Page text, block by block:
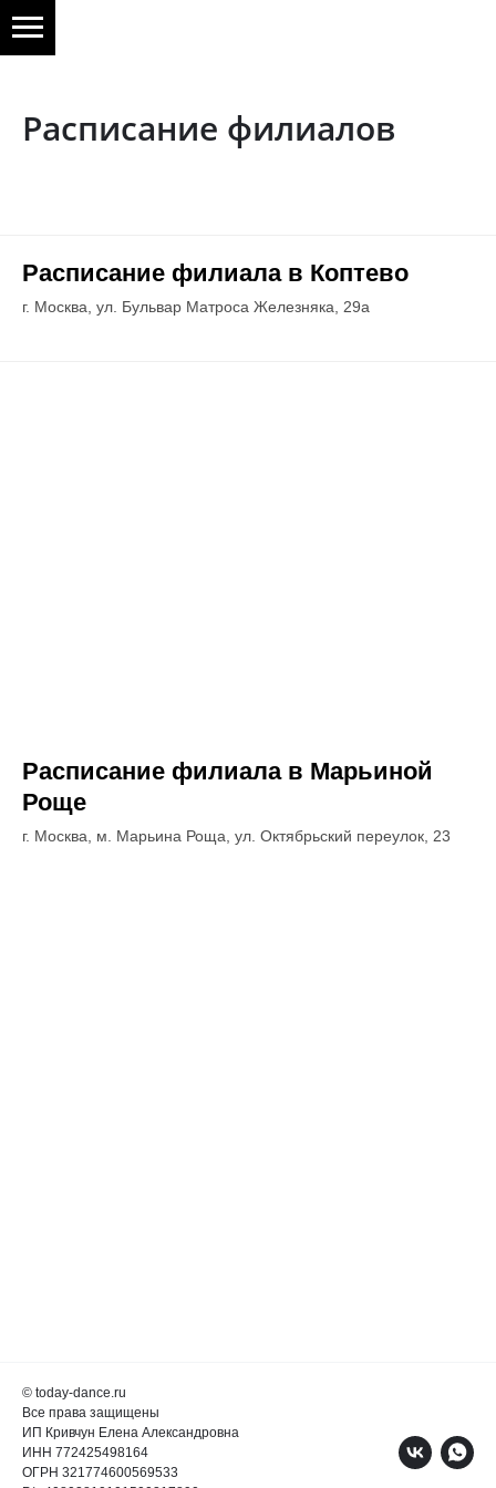
Расписание филиалов
Расписание филиала в Коптево
г. Москва, ул. Бульвар Матроса Железняка, 29а
Расписание филиала в Марьиной
Роще
г. Москва, м. Марьина Роща, ул. Октябрьский переулок, 23
© today-dance.ru
Все права защищены
ИП Кривчун Елена Александровна
ИНН 772425498164
ОГРН 321774600569533